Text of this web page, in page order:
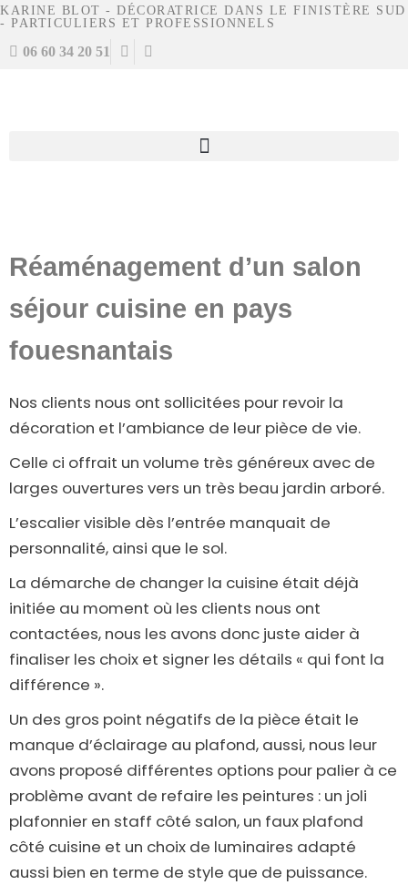
KARINE BLOT - DÉCORATRICE DANS LE FINISTÈRE SUD
- PARTICULIERS ET PROFESSIONNELS
06 60 34 20 51
Réaménagement d’un salon
séjour cuisine en pays
fouesnantais
Nos clients nous ont sollicitées pour revoir la
décoration et l’ambiance de leur pièce de vie.
Celle ci offrait un volume très généreux avec de
larges ouvertures vers un très beau jardin arboré.
L’escalier visible dès l’entrée manquait de
personnalité, ainsi que le sol.
La démarche de changer la cuisine était déjà
initiée au moment où les clients nous ont
contactées, nous les avons donc juste aider à
finaliser les choix et signer les détails « qui font la
différence ».
Un des gros point négatifs de la pièce était le
manque d’éclairage au plafond, aussi, nous leur
avons proposé différentes options pour palier à ce
problème avant de refaire les peintures : un joli
plafonnier en staff côté salon, un faux plafond
côté cuisine et un choix de luminaires adapté
aussi bien en terme de style que de puissance.